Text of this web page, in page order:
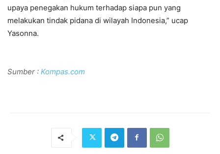
upaya penegakan hukum terhadap siapa pun yang
melakukan tindak pidana di wilayah Indonesia,” ucap
Yasonna.
Sumber : Kompas.com